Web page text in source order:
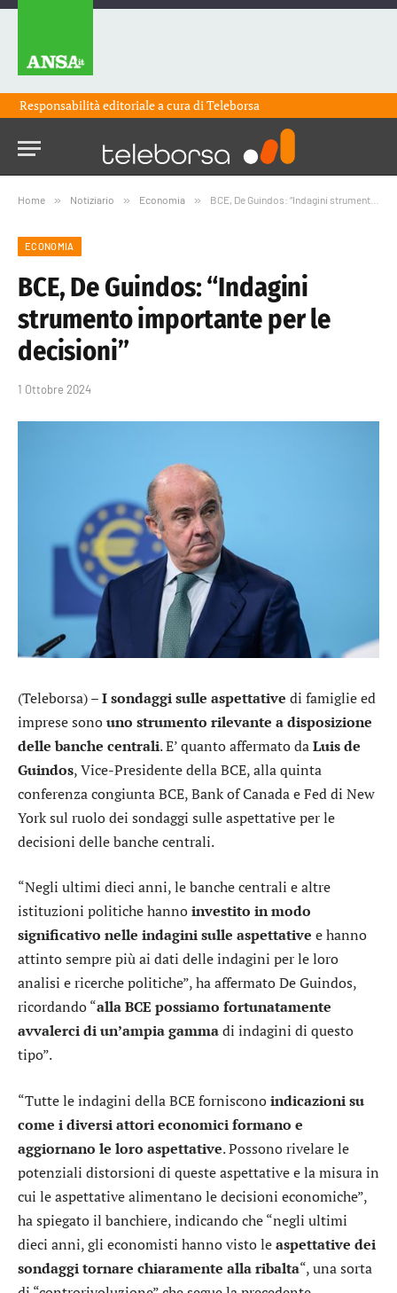
Responsabilità editoriale a cura diTeleborsa
Home » Notiziario » Economia » BCE, De Guindos: “Indagini strumento importante per le decisioni”
ECONOMIA
BCE, De Guindos: “Indagini
strumento importante per le
decisioni”
1 Ottobre 2024
(Teleborsa) –I sondaggi sulle aspettative di famiglie ed
imprese sonouno strumento rilevante a disposizione
delle banche centrali. E’ quanto affermato daLuis de
Guindos, Vice-Presidente della BCE, alla quinta
conferenza congiunta BCE, Bank of Canada e Fed di New
York sul ruolo dei sondaggi sulle aspettative per le
decisioni delle banche centrali.
“Negli ultimi dieci anni, le banche centrali e altre
istituzioni politiche hannoinvestito in modo
significativo nelle indagini sulle aspettative e hanno
attinto sempre più ai dati delle indagini per le loro
analisi e ricerche politiche”, ha affermato De Guindos,
ricordando “alla BCE possiamo fortunatamente
avvalerci di un’ampia gammadi indagini di questo
tipo”.
“Tutte le indagini della BCE fornisconoindicazioni su
come i diversi attori economici formano e
aggiornano le loro aspettative. Possono rivelare le
potenziali distorsioni di queste aspettative e la misura in
cui le aspettative alimentano le decisioni economiche”,
ha spiegato il banchiere, indicando che “negli ultimi
dieci anni, gli economisti hanno visto leaspettative dei
sondaggi tornare chiaramente alla ribalta“, una sorta